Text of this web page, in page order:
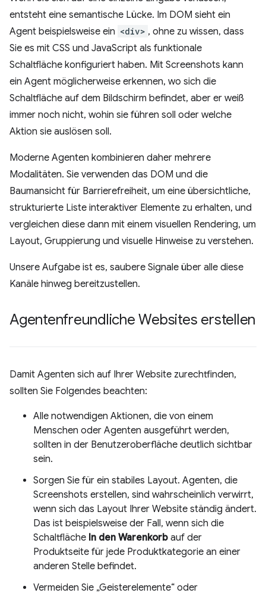
entsteht eine semantische Lücke. Im DOM sieht ein
Agent beispielsweise ein <div> , ohne zu wissen, dass
Sie es mit CSS und JavaScript als funktionale
Schaltfläche konfiguriert haben. Mit Screenshots kann
ein Agent möglicherweise erkennen, wo sich die
Schaltfläche auf dem Bildschirm befindet, aber er weiß
immer noch nicht, wohin sie führen soll oder welche
Aktion sie auslösen soll.
Moderne Agenten kombinieren daher mehrere
Modalitäten. Sie verwenden das DOM und die
Baumansicht für Barrierefreiheit, um eine übersichtliche,
strukturierte Liste interaktiver Elemente zu erhalten, und
vergleichen diese dann mit einem visuellen Rendering, um
Layout, Gruppierung und visuelle Hinweise zu verstehen.
Unsere Aufgabe ist es, saubere Signale über alle diese
Kanäle hinweg bereitzustellen.
Agentenfreundliche Websites erstellen
Damit Agenten sich auf Ihrer Website zurechtfinden,
sollten Sie Folgendes beachten:
Alle notwendigen Aktionen, die von einem
Menschen oder Agenten ausgeführt werden,
sollten in der Benutzeroberfläche deutlich sichtbar
sein.
Sorgen Sie für ein stabiles Layout. Agenten, die
Screenshots erstellen, sind wahrscheinlich verwirrt,
wenn sich das Layout Ihrer Website ständig ändert.
Das ist beispielsweise der Fall, wenn sich die
Schaltfläche In den Warenkorb auf der
Produktseite für jede Produktkategorie an einer
anderen Stelle befindet.
Vermeiden Sie „Geisterelemente“ oder